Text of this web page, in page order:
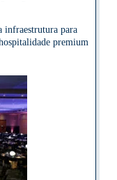
infraestrutura para
premium